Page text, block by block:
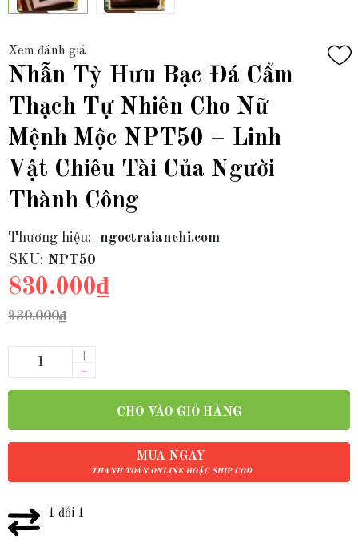
Xem đánh giá
Nhẫn Tỳ Hưu Bạc Đá Cẩm
Thạch Tự Nhiên Cho Nữ
Mệnh Mộc NPT50 – Linh
Vật Chiêu Tài Của Người
Thành Công
Thương hiệu:
ngoctraianchi.com
SKU: NPT50
830.000₫
930.000₫
–
+
CHO VÀO GIỎ HÀNG
MUA NGAY
THANH TOÁN ONLINE HOẶC SHIP COD
1 đổi 1